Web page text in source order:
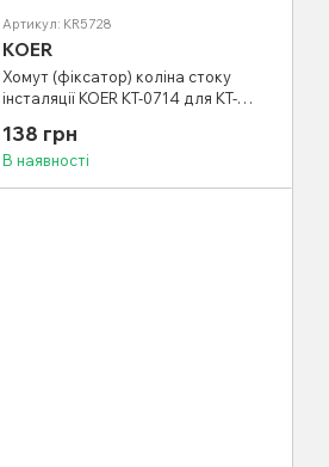
Артикул: KR5728
KOER
Хомут (фіксатор) коліна стоку
інсталяції KOER KT-0714 для KT-
138 грн
В наявності